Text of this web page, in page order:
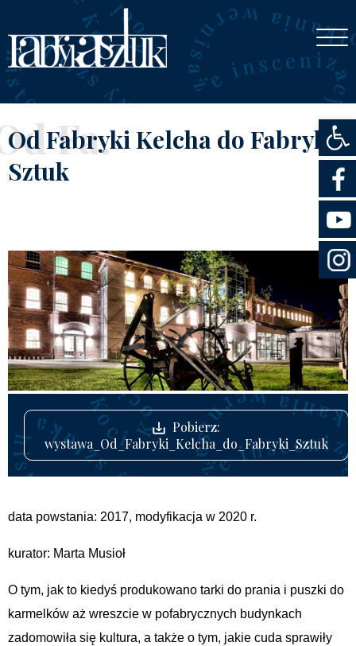
Fa.
Od Fabryki Kelcha do Fabryki
Sztuk
Pobierz:
wystawa_Od_Fabryki_Kelcha_do_Fabryki_Sztuk
data powstania: 2017, modyfikacja w 2020 r.
kurator: Marta Musioł
O tym, jak to kiedyś produkowano tarki do prania i puszki do
karmelków aż wreszcie w pofabrycznych budynkach
zadomowiła się kultura, a także o tym, jakie cuda sprawiły